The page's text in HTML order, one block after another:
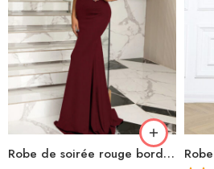
Robe de soirée rouge bordeaux longue sirène bustier asymétrique sans manches à paillettes